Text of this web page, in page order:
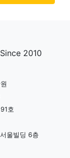
2010
호
울빌딩 6층